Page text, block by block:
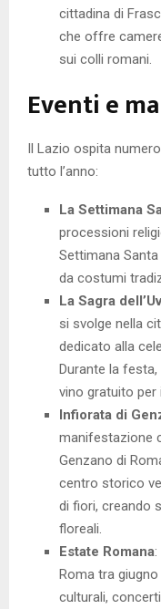
cittadina di
che offre
sui colli romani.
Eventi e
Il Lazio ospita
tutto l’anno:
La Settimana
processioni
Settimana
da costumi
La Sagra
si svolge nella
dedicato alla
Durante la
vino gratuito per
Infiorata di
manifestazione
Genzano di
centro storico
di fiori, creando
floreali.
Estate Romana
Roma tra
culturali,